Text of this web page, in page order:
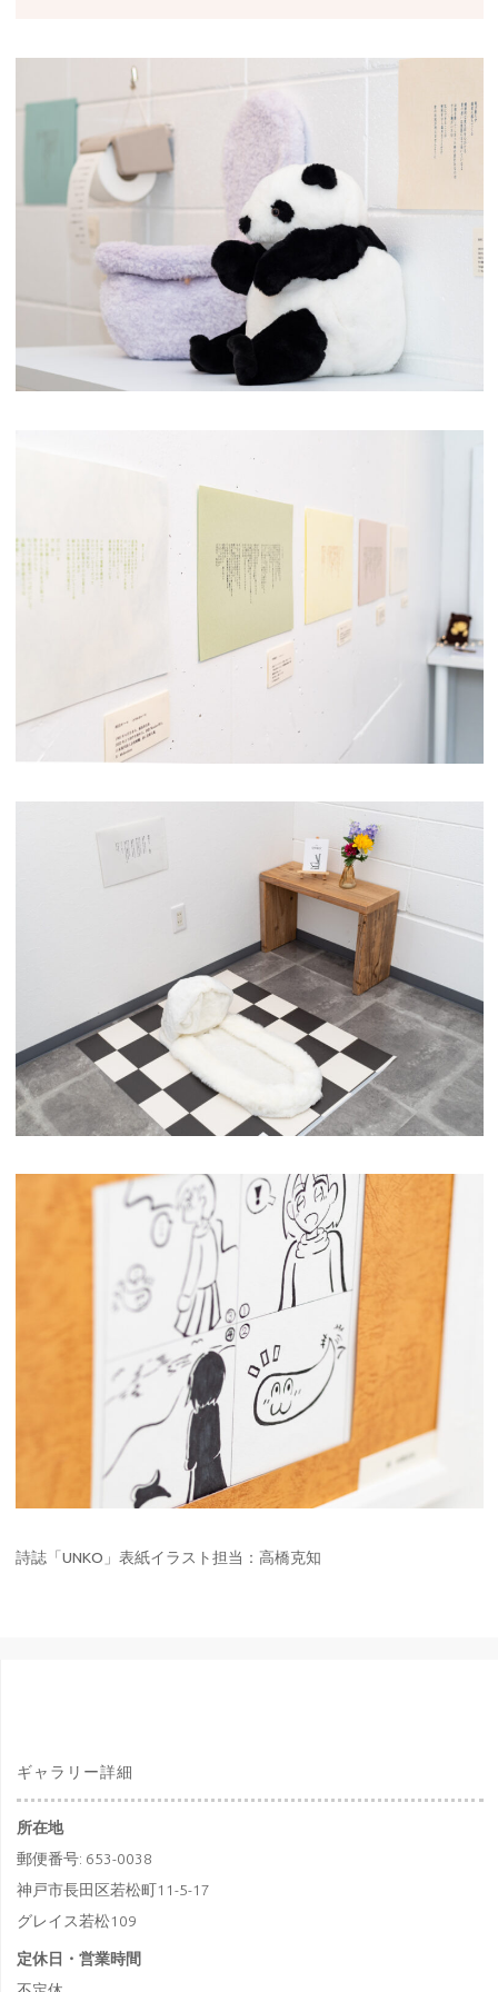
詩誌「UNKO」表紙イラスト担当：高橋克知
ギャラリー詳細
所在地
郵便番号: 653-0038
神戸市長田区若松町11-5-17
グレイス若松109
定休日・営業時間